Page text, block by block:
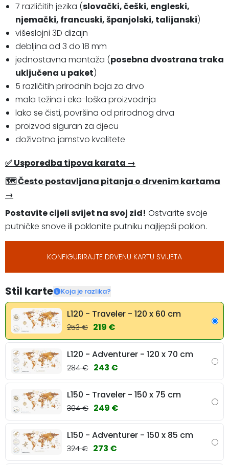
7 različitih jezika (slovački, češki, engleski,
njemački, francuski, španjolski, talijanski)
višeslojni 3D dizajn
debljina od 3 do 18 mm
jednostavna montaža (posebna dvostrana traka
uključena u paket)
5 različitih prirodnih boja za drvo
mala težina i eko-loška proizvodnja
lako se čisti, površina od prirodnog drva
proizvod siguran za djecu
doživotno jamstvo kvalitete
✅ Usporedba tipova karata →
🗺 Često postavljana pitanja o drvenim kartama
→
Postavite cijeli svijet na svoj zid! Ostvarite svoje
putničke snove ili poklonite putniku najljepši poklon.
KONFIGURIRAJTE DRVENU KARTU SVIJETA
Stil karte Koja je razlika?
L120 - Traveler - 120 x 60 cm
253 € 219 €
L120 - Adventurer - 120 x 70 cm
284 € 243 €
L150 - Traveler - 150 x 75 cm
304 € 249 €
L150 - Adventurer - 150 x 85 cm
324 € 273 €